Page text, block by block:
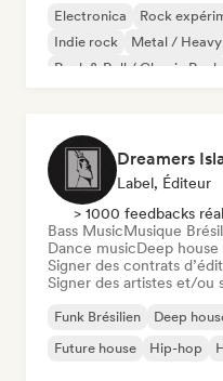
Electronica Rock
Indie rock
Metal /
Rock & Roll / Classic Rock
Dreamers
Label, Éditeur
> 1000 feedbacks
Bass MusicMusique
Dance musicDeep house
Signer des contrats
Signer des artistes et/ou
Funk Brésilien Deep
Future house
Hip-hop